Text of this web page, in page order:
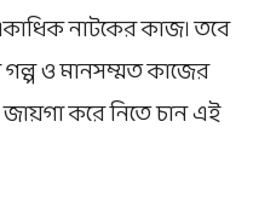
নাটকের কাজ। তবে
ও মানসম্মত কাজের
জায়গা করে নিতে চান এই